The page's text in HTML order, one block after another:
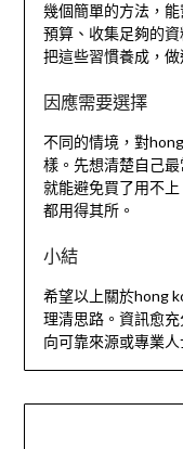
幾個簡單的方法，
預算、收集足夠的
把這些習慣養成，
因應需要選擇
不同的情境，對
樣。先想清楚自己
就能避免買了用不
都用得其所。
小結
希望以上關於hong
理清思路。資訊愈
向可靠來源或專業